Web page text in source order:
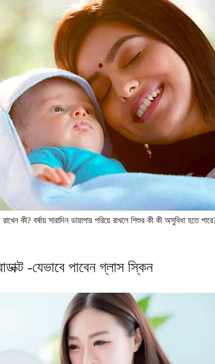
কী? বর্ষায় সারাদিন ডায়াপার পরিয়ে রাখলে শিশুর কী কী অসুবিধা হতে
-যেভাবে পাবেন গ্লাস স্কিন